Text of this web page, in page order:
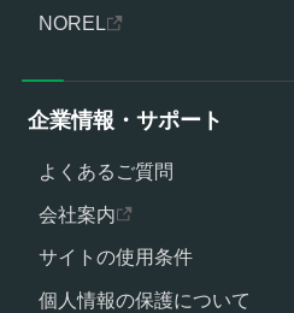
NOREL
企業情報・サポート
よくあるご質問
会社案内
サイトの使用条件
個人情報の保護について